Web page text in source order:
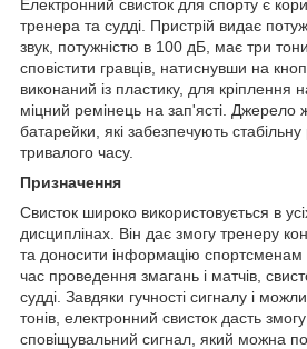
Електронний свисток для спорту є
тренера та судді. Пристрій видає
звук, потужністю в 100 дБ, має три
сповістити гравців, натиснувши на
виконаний із пластику, для кріплення
міцний ремінець на зап'ясті. Джерело
батарейки, які забезпечують
тривалого часу.
Призначення
Свисток широко використовується в
дисциплінах. Він дає змогу тренеру
та доносити інформацію спортсменам з
час проведення змагань і матчів,
судді. Завдяки гучності сигналу і
тонів, електронний свисток дасть
сповіщувальний сигнал, який можна